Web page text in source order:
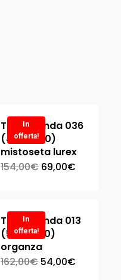
In
offerta!
Taglio tenda 036
(440×300)
mistoseta lurex
154,00€ 69,00€
In
offerta!
Taglio tenda 013
(540×300)
organza
162,00€ 54,00€